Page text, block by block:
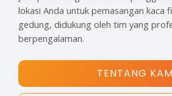
lokasi Anda untuk pemasangan kaca
gedung, didukung oleh tim yang
berpengalaman.
TENTANG